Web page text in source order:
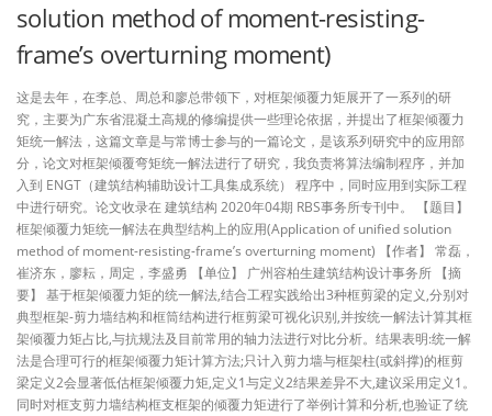
solution method of moment-resisting-
frame’s overturning moment)
这是去年，在李总、周总和廖总带领下，对框架倾覆力矩展开了一系列的研
究，主要为广东省混凝土高规的修编提供一些理论依据，并提出了框架倾覆力
矩统一解法，这篇文章是与常博士参与的一篇论文，是该系列研究中的应用部
分，论文对框架倾覆弯矩统一解法进行了研究，我负责将算法编制程序，并加
入到 ENGT（建筑结构辅助设计工具集成系统） 程序中，同时应用到实际工程
中进行研究。论文收录在 建筑结构 2020年04期 RBS事务所专刊中。 【题目】
框架倾覆力矩统一解法在典型结构上的应用(Application of unified solution
method of moment-resisting-frame’s overturning moment) 【作者】 常磊，
崔济东，廖耘，周定，李盛勇 【单位】 广州容柏生建筑结构设计事务所 【摘
要】 基于框架倾覆力矩的统一解法,结合工程实践给出3种框剪梁的定义,分别对
典型框架-剪力墙结构和框筒结构进行框剪梁可视化识别,并按统一解法计算其框
架倾覆力矩占比,与抗规法及目前常用的轴力法进行对比分析。结果表明:统一解
法是合理可行的框架倾覆力矩计算方法;只计入剪力墙与框架柱(或斜撑)的框剪
梁定义2会显著低估框架倾覆力矩,定义1与定义2结果差异不大,建议采用定义1。
同时对框支剪力墙结构框支框架的倾覆力矩进行了举例计算和分析,也验证了统